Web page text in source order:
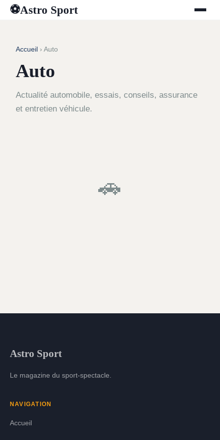
⚽Astro Sport
Accueil › Auto
Auto
Actualité automobile, essais, conseils, assurance
et entretien véhicule.
🚗
Astro Sport
Le magazine du sport-spectacle.
NAVIGATION
Accueil